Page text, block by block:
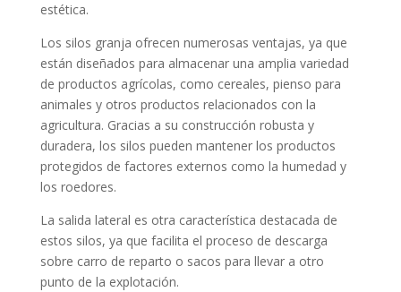
estética.
Los silos granja ofrecen numerosas ventajas, ya que
están diseñados para almacenar una amplia variedad
de productos agrícolas, como cereales, pienso para
animales y otros productos relacionados con la
agricultura. Gracias a su construcción robusta y
duradera, los silos pueden mantener los productos
protegidos de factores externos como la humedad y
los roedores.
La salida lateral es otra característica destacada de
estos silos, ya que facilita el proceso de descarga
sobre carro de reparto o sacos para llevar a otro
punto de la explotación.